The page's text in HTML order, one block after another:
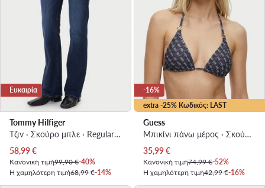
Ευκαιρία
Tommy Hilfiger
Τζιν · Σκούρο μπλε · Regular Fit
Τρέχουσα τιμή
58,99€
Κανονική τιμή99,90 €-40%
Η χαμηλότερη τιμή68,99 €-14%
extra -25% Κωδικός: LAST
-16%
Guess
Μπικίνι πάνω μέρος · Σκούρο μπλε
Τρέχουσα τιμή
35,99€
Κανονική τιμή74,99 €-52%
Η χαμηλότερη τιμή42,99 €-16%